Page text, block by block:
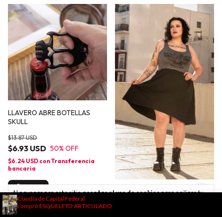
Al navegar por este sitioaceptas el uso de cookiespara agilizar tu
experiencia de compra. Entendido
LLAVERO ABRE BOTELLAS
SKULL
$6.93 USD
$13.87 USD
50% OFF
$6.24 USD conTransferencia
bancaria
Comprar
VESTIDO MEMENTO talles 3XL